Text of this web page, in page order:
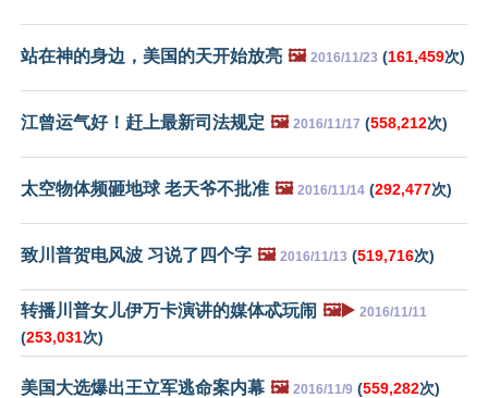
站在神的身边，美国的天开始放亮 🖼️ 2016/11/23 (161,459次)
江曾运气好！赶上最新司法规定 🖼️ 2016/11/17 (558,212次)
太空物体频砸地球 老天爷不批准 🖼️ 2016/11/14 (292,477次)
致川普贺电风波 习说了四个字 🖼️ 2016/11/13 (519,716次)
转播川普女儿伊万卡演讲的媒体忒玩闹 🖼️▶️ 2016/11/11
(253,031次)
美国大选爆出王立军逃命案内幕 🖼️ 2016/11/9 (559,282次)